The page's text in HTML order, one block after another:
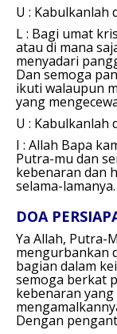
U : Kabulkanlah
L : Bagi umat
atau di mana
menyadari
Dan semoga
ikuti walaupun
yang
U : Kabulkanlah
I : Allah Bapa
Putra-mu dan
kebenaran dan
selama-lamanya.
DOA
Ya Allah, Putra-
mengurbankan
bagian dalam
semoga berkat
kebenaran
Dengan